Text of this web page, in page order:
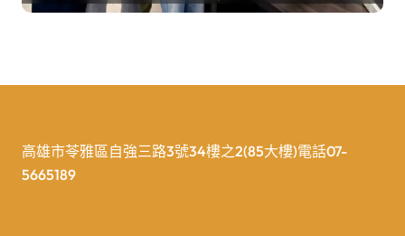
高雄市苓雅區自強三路3號34樓之2(85大樓)電話07-
5665189